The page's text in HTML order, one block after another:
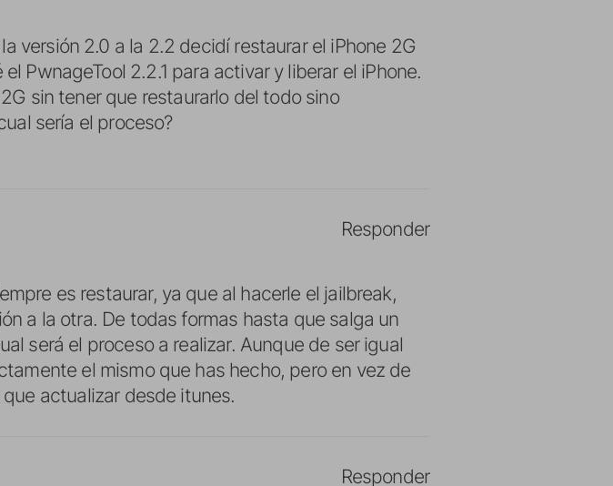
versión 2.0 a la 2.2 decidí restaurar el iPhone 2G
PwnageTool 2.2.1 para activar y liberar el iPhone.
sin tener que restaurarlo del todo sino
sería el proceso?
es restaurar, ya que al hacerle el jailbreak,
a la otra. De todas formas hasta que salga un
será el proceso a realizar. Aunque de ser igual
el mismo que has hecho, pero en vez de
actualizar desde itunes.
Responder
Responder